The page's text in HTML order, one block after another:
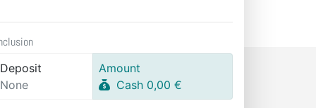
Deposit
None
Amount
Cash 0,00 €